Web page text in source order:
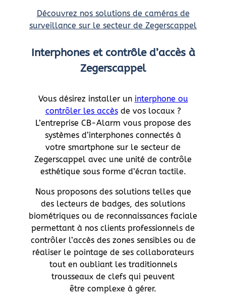
Découvrez nos solutions de caméras de
surveillance sur le secteur de Zegerscappel
Interphones et contrôle d’accès à
Zegerscappel
Vous désirez installer un interphone ou
contrôler les accèsde vos locaux ?
L’entreprise CB-Alarm vous propose des
systèmes d’interphones connectés à
votre smartphone sur le secteur de
Zegerscappel avec une unité de contrôle
esthétique sous forme d’écran tactile.
Nous proposons des solutions telles que
des lecteurs de badges, des solutions
biométriques ou de reconnaissances faciale
permettant à nos clients professionnels de
contrôler l’accès des zones sensibles ou de
réaliser le pointage de ses collaborateurs
tout en oubliant les traditionnels
trousseaux de clefs qui peuvent
être complexe à gérer.